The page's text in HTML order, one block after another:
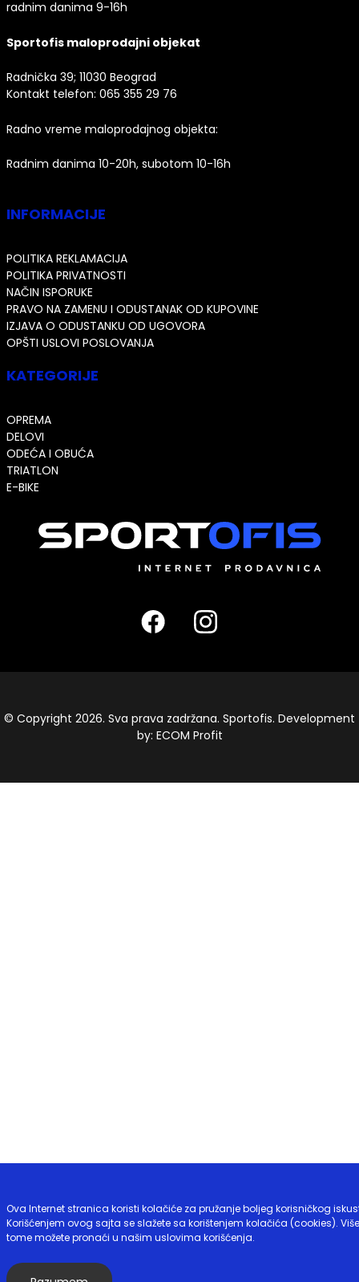
radnim danima 9-16h
Sportofis maloprodajni objekat
Radnička 39; 11030 Beograd
Kontakt telefon: 065 355 29 76
Radno vreme maloprodajnog objekta:
Radnim danima 10-20h, subotom 10-16h
INFORMACIJE
POLITIKA REKLAMACIJA
POLITIKA PRIVATNOSTI
NAČIN ISPORUKE
PRAVO NA ZAMENU I ODUSTANAK OD KUPOVINE
IZJAVA O ODUSTANKU OD UGOVORA
OPŠTI USLOVI POSLOVANJA
KATEGORIJE
OPREMA
DELOVI
ODEĆA I OBUĆA
TRIATLON
E-BIKE
© Copyright 2026. Sva prava zadržana. Sportofis. Development
by: ECOM Profit
Ova Internet stranica koristi kolačiće za pružanje boljeg korisničkog
Korišćenjem ovog sajta se slažete sa korištenjem kolačića (cookies).
tome možete pronaći u našim uslovima korišćenja.